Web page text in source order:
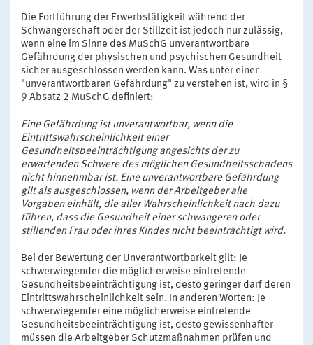
Die Fortführung der Erwerbstätigkeit während der
Schwangerschaft oder der Stillzeit ist jedoch nur zulässig,
wenn eine im Sinne des MuSchG unverantwortbare
Gefährdung der physischen und psychischen Gesundheit
sicher ausgeschlossen werden kann. Was unter einer
"unverantwortbaren Gefährdung" zu verstehen ist, wird in §
9 Absatz 2 MuSchG definiert:
Eine Gefährdung ist unverantwortbar, wenn die
Eintrittswahrscheinlichkeit einer
Gesundheitsbeeinträchtigung angesichts der zu
erwartenden Schwere des möglichen Gesundheitsschadens
nicht hinnehmbar ist. Eine unverantwortbare Gefährdung
gilt als ausgeschlossen, wenn der Arbeitgeber alle
Vorgaben einhält, die aller Wahrscheinlichkeit nach dazu
führen, dass die Gesundheit einer schwangeren oder
stillenden Frau oder ihres Kindes nicht beeinträchtigt wird.
Bei der Bewertung der Unverantwortbarkeit gilt: Je
schwerwiegender die möglicherweise eintretende
Gesundheitsbeeinträchtigung ist, desto geringer darf deren
Eintrittswahrscheinlichkeit sein. In anderen Worten: Je
schwerwiegender eine möglicherweise eintretende
Gesundheitsbeeinträchtigung ist, desto gewissenhafter
müssen die Arbeitgeber Schutzmaßnahmen prüfen und